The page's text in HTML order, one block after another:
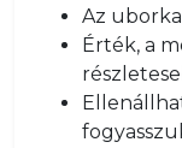
Az
Érték, a